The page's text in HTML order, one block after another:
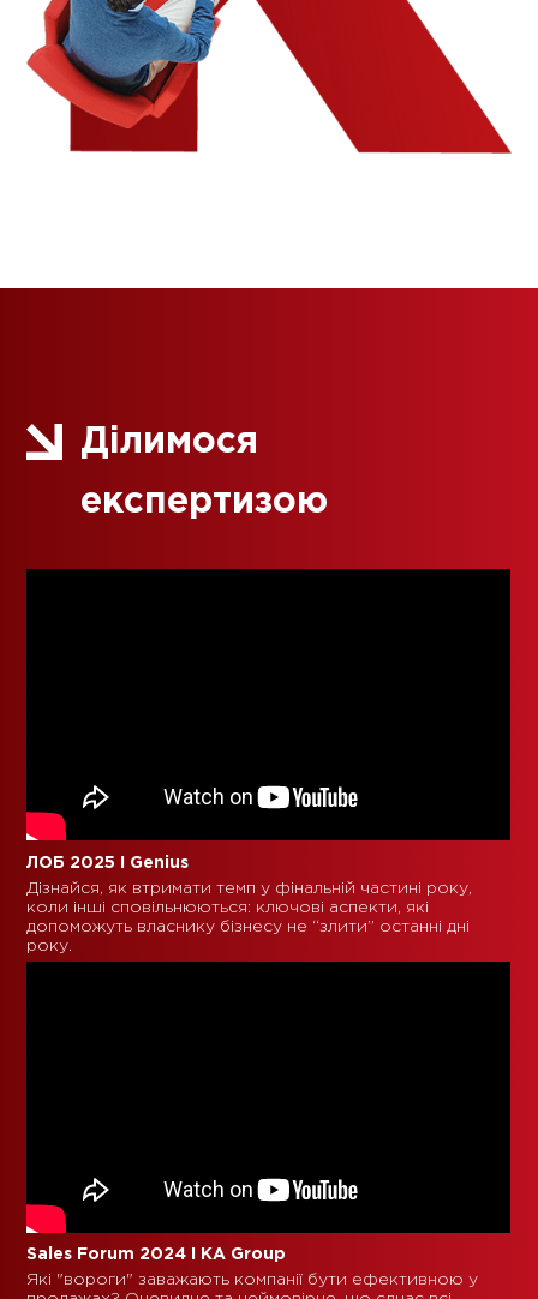
Ділимося
експертизою
ЛОБ 2025 I Genius
Дізнайся, як втримати темп у фінальній частині року,
коли інші сповільнюються: ключові аспекти, які
допоможуть власнику бізнесу не “злити” останні дні
року.
Sales Forum 2024 I KA Group
Які "вороги" заважають компанії бути ефективною у